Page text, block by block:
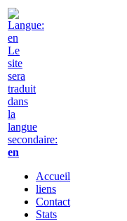
Le
site
sera
traduit
dans
la
langue
secondaire:
en
Accueil
liens
Contact
Stats